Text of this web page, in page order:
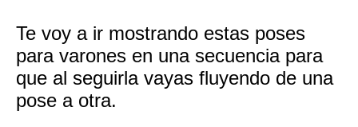
Te voy a ir mostrando estas poses
para varones en una secuencia para
que al seguirla vayas fluyendo de una
pose a otra.